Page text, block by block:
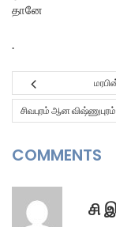
தானே
.
சிவபுரம் ஆன விஷ்ணுபுரம்
COMMENTS
சி